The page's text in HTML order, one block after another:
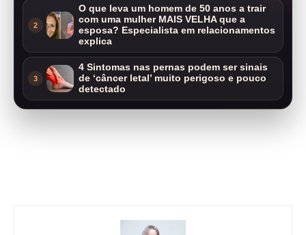
2
O que leva um homem de 50 anos a trair
com uma mulher MAIS VELHA que a
esposa? Especialista em relacionamentos
explica
3
4 Sintomas nas pernas podem ser sinais
de ‘câncer letal’ muito perigoso e pouco
detectado